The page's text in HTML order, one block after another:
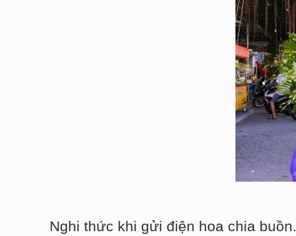
Nghi thức khi gửi điện hoa chia buồn.